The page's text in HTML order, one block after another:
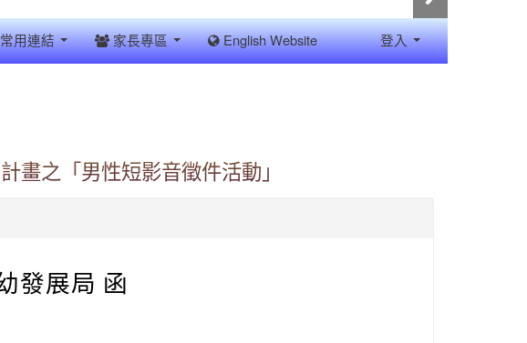
用連結 家長專區 English Website 登入
畫之「男性短影音徵件活動」
發展局 函